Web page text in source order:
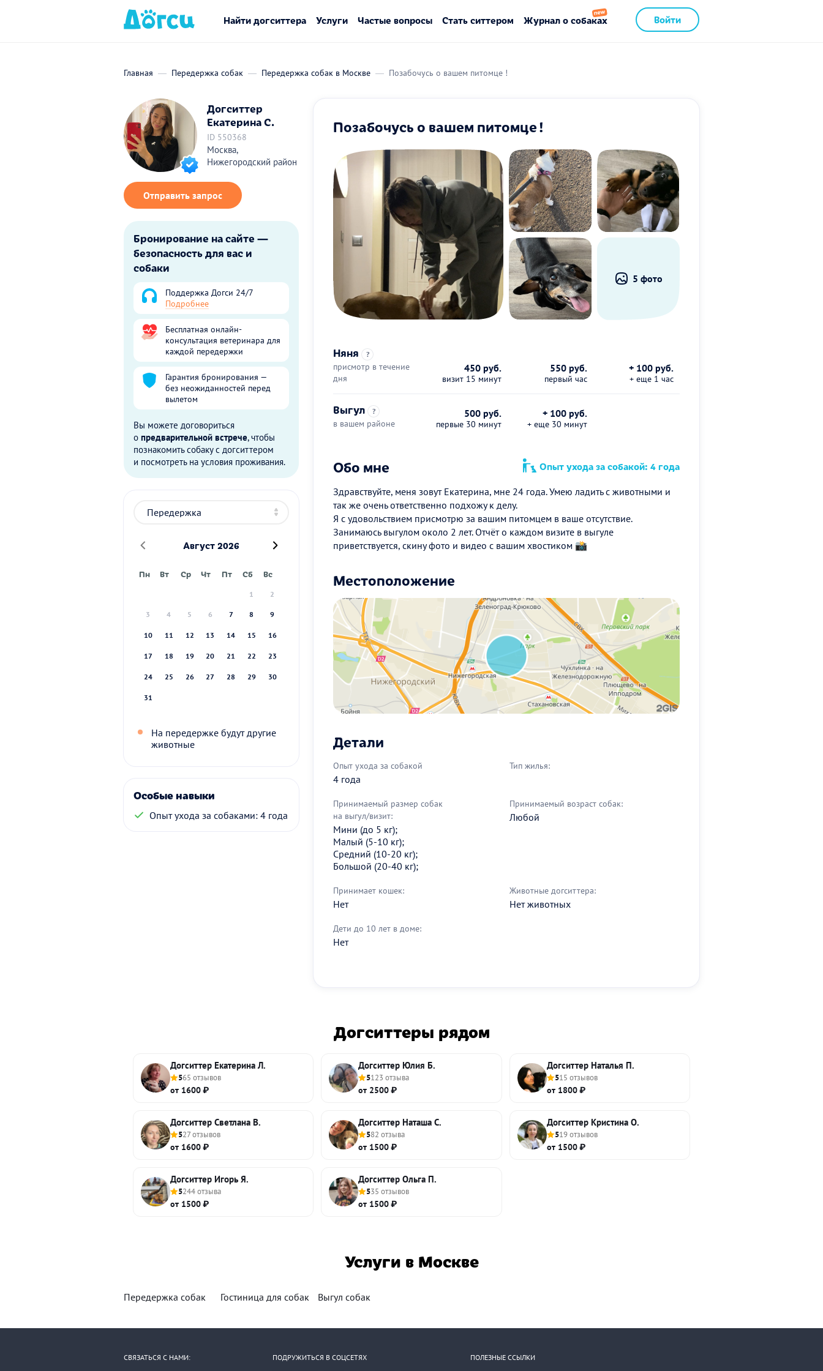
Войти
Найти догситтера Услуги Частые вопросы Стать ситтером Журнал о собаках
Главная Передержка собак Передержка собак в Москве Позабочусь о вашем питомце !
Догситтер
Екатерина С.
ID 550368
Москва,
Нижегородский район
Отправить запрос
Бронирование на сайте —
безопасность для вас и
собаки
Поддержка Догси 24/7
Подробнее
Бесплатная онлайн-
консультация ветеринара для
каждой передержки
Гарантия бронирования —
без неожиданностей перед
вылетом
Вы можете договориться
о предварительной встрече, чтобы
познакомить собаку с догситтером
и посмотреть на условия проживания.
Август 2026
Пн Вт Ср Чт Пт Сб Вс
1 2
3 4 5 6 7 8 9
10 11 12 13 14 15 16
17 18 19 20 21 22 23
24 25 26 27 28 29 30
31
На передержке будут другие
животные
Особые навыки
Опыт ухода за собаками: 4 года
Позабочусь о вашем питомце !
5 фото
Няня ?
присмотр в течение
дня
450 руб.
визит 15 минут
550 руб.
первый час
+ 100 руб.
+ еще 1 час
Выгул ?
в вашем районе
500 руб.
первые 30 минут
+ 100 руб.
+ еще 30 минут
Обо мне Опыт ухода за собакой: 4 года
Здравствуйте, меня зовут Екатерина, мне 24 года. Умею ладить с животными и
так же очень ответственно подхожу к делу.
Я с удовольствием присмотрю за вашим питомцем в ваше отсутствие.
Занимаюсь выгулом около 2 лет. Отчёт о каждом визите в выгуле
приветствуется, скину фото и видео с вашим хвостиком 📸
Местоположение
Детали
Опыт ухода за собакой
4 года
Тип жилья:
Принимаемый размер собак
на выгул/визит:
Мини (до 5 кг);
Малый (5-10 кг);
Средний (10-20 кг);
Большой (20-40 кг);
Принимаемый возраст собак:
Любой
Принимает кошек:
Нет
Животные догситтера:
Нет животных
Дети до 10 лет в доме:
Нет
Догситтеры рядом
Догситтер Екатерина Л.
565 отзывов
от 1600 ₽
Догситтер Юлия Б.
5123 отзыва
от 2500 ₽
Догситтер Наталья П.
515 отзывов
от 1800 ₽
Догситтер Светлана В.
527 отзывов
от 1600 ₽
Догситтер Наташа С.
582 отзыва
от 1500 ₽
Догситтер Кристина О.
519 отзывов
от 1500 ₽
Догситтер Игорь Я.
5244 отзыва
от 1500 ₽
Догситтер Ольга П.
535 отзывов
от 1500 ₽
Услуги в Москве
Передержка собак Гостиница для собак Выгул собак
СВЯЗАТЬСЯ С НАМИ: ПОДРУЖИТЬСЯ В СОЦСЕТЯХ ПОЛЕЗНЫЕ ССЫЛКИ